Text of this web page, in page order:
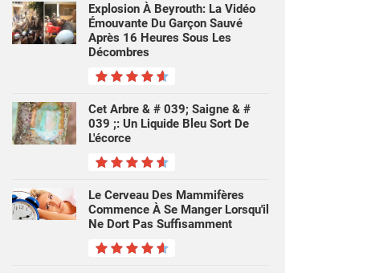
Explosion À Beyrouth: La Vidéo
Émouvante Du Garçon Sauvé
Après 16 Heures Sous Les
Décombres
Cet Arbre & # 039; Saigne & #
039 ;: Un Liquide Bleu Sort De
L'écorce
Le Cerveau Des Mammifères
Commence À Se Manger Lorsqu'il
Ne Dort Pas Suffisamment